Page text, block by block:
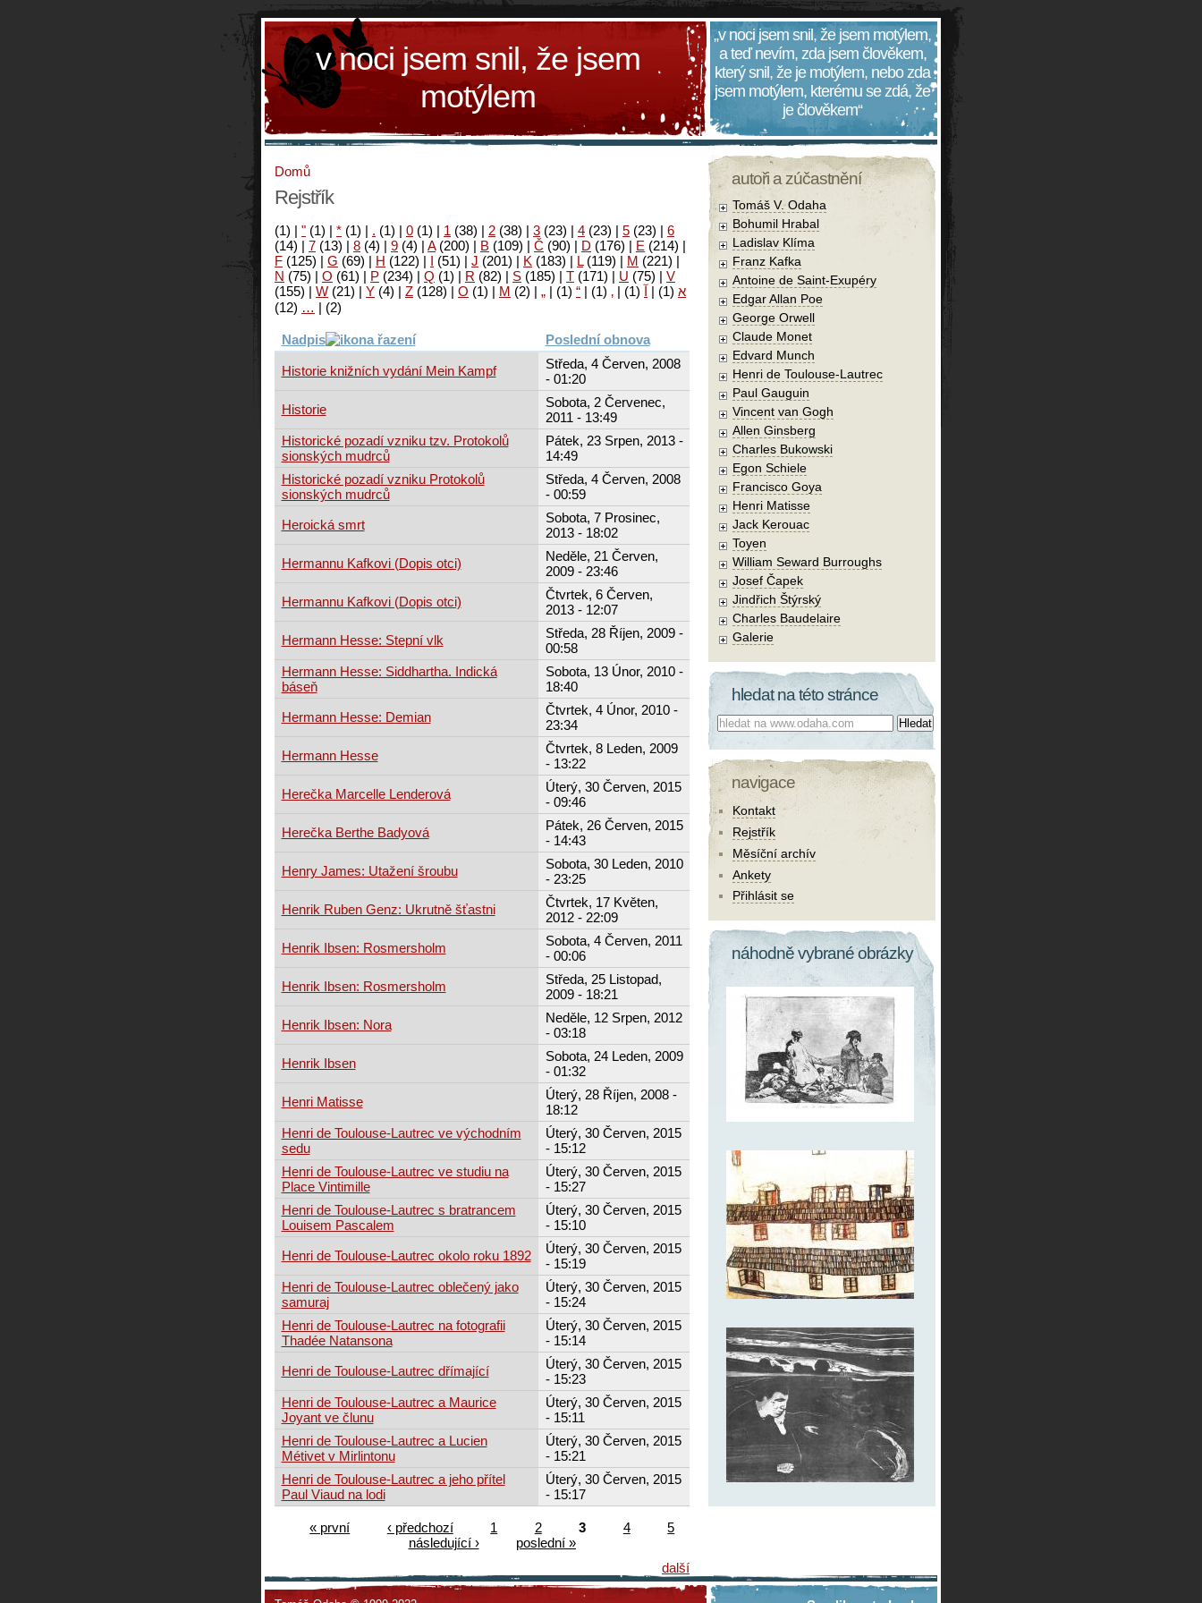
v noci jsem snil, že jsem
motýlem
„v noci jsem snil, že jsem motýlem,
a teď nevím, zda jsem člověkem,
který snil, že je motýlem, nebo zda
jsem motýlem, kterému se zdá, že
je člověkem“
Domů
Rejstřík
(1) | " (1) | * (1) | . (1) | 0 (1) | 1 (38) | 2 (38) | 3 (23) | 4 (23) | 5 (23) | 6
(14) | 7 (13) | 8 (4) | 9 (4) | A(200) | B (109) | Č (90) | D (176) | E (214) |
F (125) | G (69) | H (122) | I (51) | J (201) | K (183) | L(119) | M (221) |
N (75) | O (61) | P (234) | Q (1) | R (82) | S (185) | T (171) | U (75) | V
(155) | W (21) | Y (4) | Z (128) | Ο (1) | М (2) | א (1)
| آ (1)
|
‚
(1)
|
“
(1)
|
„
(2)
|
…
(12)
Nadpis Poslední obnova
Historie knižních vydání Mein Kampf
Středa, 4 Červen, 2008
- 01:20
Historie
Sobota, 2 Červenec,
2011 - 13:49
Historické pozadí vzniku tzv. Protokolů
sionských mudrců
Pátek, 23 Srpen, 2013 -
14:49
Historické pozadí vzniku Protokolů
sionských mudrců
Středa, 4 Červen, 2008
- 00:59
Heroická smrt
Sobota, 7 Prosinec,
2013 - 18:02
Hermannu Kafkovi (Dopis otci)
Neděle, 21 Červen,
2009 - 23:46
Hermannu Kafkovi (Dopis otci)
Čtvrtek, 6 Červen,
2013 - 12:07
Hermann Hesse: Stepní vlk
Středa, 28 Říjen, 2009 -
00:58
Hermann Hesse: Siddhartha. Indická
báseň
Sobota, 13 Únor, 2010 -
18:40
Hermann Hesse: Demian
Čtvrtek, 4 Únor, 2010 -
23:34
Hermann Hesse
Čtvrtek, 8 Leden, 2009
- 13:22
Herečka Marcelle Lenderová
Úterý, 30 Červen, 2015
- 09:46
Herečka Berthe Badyová
Pátek, 26 Červen, 2015
- 14:43
Henry James: Utažení šroubu
Sobota, 30 Leden, 2010
- 23:25
Henrik Ruben Genz: Ukrutně šťastni
Čtvrtek, 17 Květen,
2012 - 22:09
Henrik Ibsen: Rosmersholm
Sobota, 4 Červen, 2011
- 00:06
Henrik Ibsen: Rosmersholm
Středa, 25 Listopad,
2009 - 18:21
Henrik Ibsen: Nora
Neděle, 12 Srpen, 2012
- 03:18
Henrik Ibsen
Sobota, 24 Leden, 2009
- 01:32
Henri Matisse
Úterý, 28 Říjen, 2008 -
18:12
Henri de Toulouse-Lautrec ve východním
sedu
Úterý, 30 Červen, 2015
- 15:12
Henri de Toulouse-Lautrec ve studiu na
Place Vintimille
Úterý, 30 Červen, 2015
- 15:27
Henri de Toulouse-Lautrec s bratrancem
Louisem Pascalem
Úterý, 30 Červen, 2015
- 15:10
Henri de Toulouse-Lautrec okolo roku 1892
Úterý, 30 Červen, 2015
- 15:19
Henri de Toulouse-Lautrec oblečený jako
samuraj
Úterý, 30 Červen, 2015
- 15:24
Henri de Toulouse-Lautrec na fotografii
Thadée Natansona
Úterý, 30 Červen, 2015
- 15:14
Henri de Toulouse-Lautrec dřímající
Úterý, 30 Červen, 2015
- 15:23
Henri de Toulouse-Lautrec a Maurice
Joyant ve člunu
Úterý, 30 Červen, 2015
- 15:11
Henri de Toulouse-Lautrec a Lucien
Métivet v Mirlintonu
Úterý, 30 Červen, 2015
- 15:21
Henri de Toulouse-Lautrec a jeho přítel
Paul Viaud na lodi
Úterý, 30 Červen, 2015
- 15:17
« první ‹ předchozí 1 2 3 4
5
následující ›
poslední »
další
autoři a zúčastnění
Tomáš V. Odaha
Bohumil Hrabal
Ladislav Klíma
Franz Kafka
Antoine de Saint-Exupéry
Edgar Allan Poe
George Orwell
Claude Monet
Edvard Munch
Henri de Toulouse-Lautrec
Paul Gauguin
Vincent van Gogh
Allen Ginsberg
Charles Bukowski
Egon Schiele
Francisco Goya
Henri Matisse
Jack Kerouac
Toyen
William Seward Burroughs
Josef Čapek
Jindřich Štýrský
Charles Baudelaire
Galerie
hledat na této stránce
Co hledat:
navigace
Kontakt
Rejstřík
Měsíční archív
Ankety
Přihlásit se
náhodně vybrané obrázky